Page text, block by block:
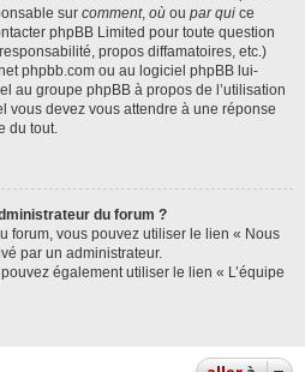
sur comment, où ou par qui ce
phpBB Limited pour toute question
propos diffamatoires, etc.)
phpbb.com ou au logiciel phpBB lui-
au groupe phpBB à propos de l’utilisation
vous devez vous attendre à une réponse
du tout.
du forum ?
forum, vous pouvez utiliser le lien « Nous
par un administrateur.
également utiliser le lien « L’équipe